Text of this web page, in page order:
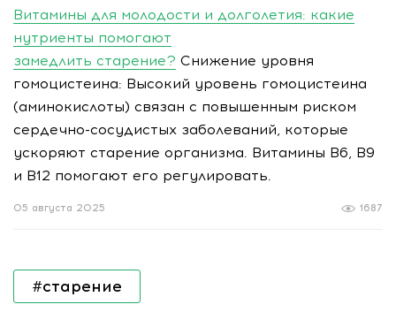
Витамины для молодости и долголетия: какие
нутриенты помогают
замедлить старение? Снижение уровня
гомоцистеина: Высокий уровень гомоцистеина
(аминокислоты) связан с повышенным риском
сердечно-сосудистых заболеваний, которые
ускоряют старение организма. Витамины B6, B9
и B12 помогают его регулировать.
1687
05 августа 2025
#старение